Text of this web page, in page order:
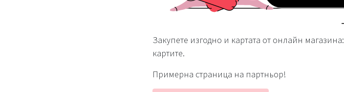
Закупете изгодно и картата от онлайн магазина:
картите.
Примерна страница на партньор!